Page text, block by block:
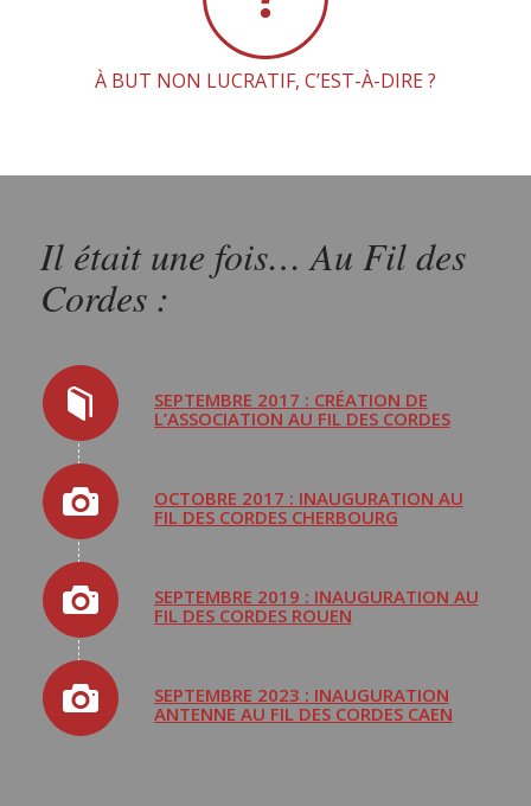
À BUT NON LUCRATIF, C’EST-À-DIRE ?
Il était une fois… Au Fil des
Cordes :
SEPTEMBRE 2017 : CRÉATION DE
L’ASSOCIATION AU FIL DES CORDES
OCTOBRE 2017 : INAUGURATION AU
FIL DES CORDES CHERBOURG
SEPTEMBRE 2019 : INAUGURATION AU
FIL DES CORDES ROUEN
SEPTEMBRE 2023 : INAUGURATION
ANTENNE AU FIL DES CORDES CAEN